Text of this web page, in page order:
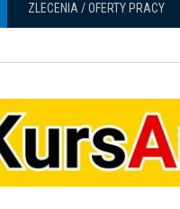
ZLECENIA / OFERTY PRACY